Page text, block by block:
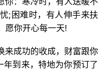
;困难时，有人伸手来扶
愿你开心每一天!
来成功的收成，财富跟你
到来，特地为你预订了